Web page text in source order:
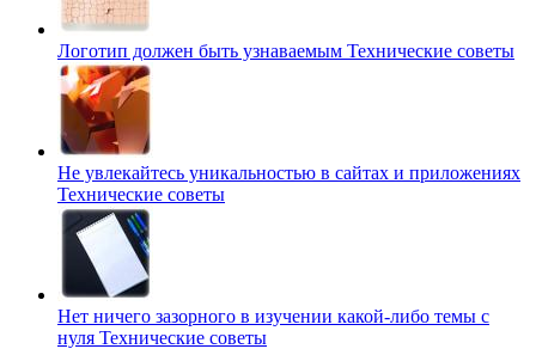
Логотип должен быть узнаваемым Технические советы
Не увлекайтесь уникальностью в сайтах и приложениях
Технические советы
Нет ничего зазорного в изучении какой-либо темы с
нуля Технические советы